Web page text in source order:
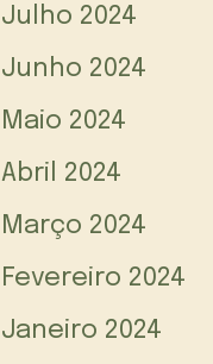
Julho 2024
Junho 2024
Maio 2024
Abril 2024
Março 2024
Fevereiro 2024
Janeiro 2024